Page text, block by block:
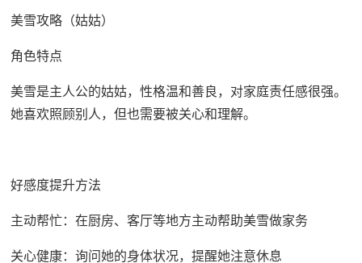
美雪攻略（姑姑）
角色特点
美雪是主人公的姑姑，性格温和善良，对家庭责任感很强。
她喜欢照顾别人，但也需要被关心和理解。
好感度提升方法
主动帮忙：在厨房、客厅等地方主动帮助美雪做家务
关心健康：询问她的身体状况，提醒她注意休息